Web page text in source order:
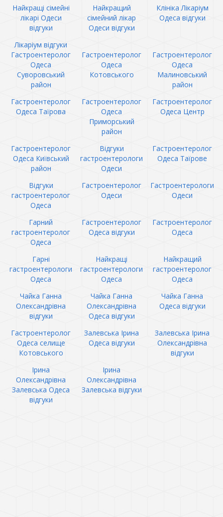
Найкращі сімейні
лікарі Одеси
відгуки
Найкращий
сімейний лікар
Одеси відгуки
Клініка Лікаріум
Одеса відгуки
Лікаріум відгуки
Гастроентеролог
Одеса
Суворовський
район
Гастроентеролог
Одеса
Котовського
Гастроентеролог
Одеса
Малиновський
район
Гастроентеролог
Одеса Таїрова
Гастроентеролог
Одеса
Приморський
район
Гастроентеролог
Одеса Центр
Гастроентеролог
Одеса Київський
район
Відгуки
гастроентерологи
Одеси
Гастроентеролог
Одеса Таїрове
Відгуки
гастроентеролог
Одеса
Гастроентеролог
Одеси
Гастроентерологи
Одеси
Гарний
гастроентеролог
Одеса
Гастроентеролог
Одеса відгуки
Гастроентеролог
Одеса
Гарні
гастроентерологи
Одеса
Найкращі
гастроентерологи
Одеса
Найкращий
гастроентеролог
Одеса
Чайка Ганна
Олександрівна
відгуки
Чайка Ганна
Олександрівна
Одеса відгуки
Чайка Ганна
Одеса відгуки
Гастроентеролог
Одеса селище
Котовського
Залевська Ірина
Одеса відгуки
Залевська Ірина
Олександрівна
відгуки
Ірина
Олександрівна
Залевська Одеса
відгуки
Ірина
Олександрівна
Залевська відгуки